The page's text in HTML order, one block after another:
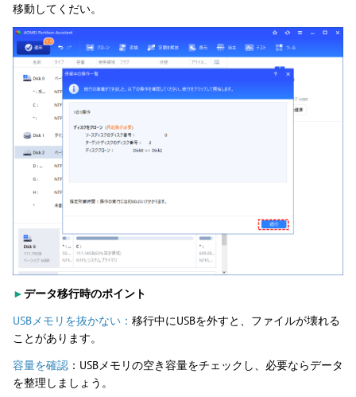
移動してくだい。
►データ移行時のポイント
USBメモリを抜かない： 移行中にUSBを外すと、ファイルが壊れる
ことがあります。
容量を確認 ：USBメモリの空き容量をチェックし、必要ならデータ
を整理しましょう。